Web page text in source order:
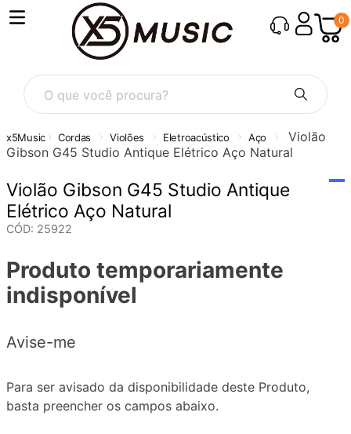
0
O que você procura?
Cordas Violões Eletroacústico Aço
Violão
Gibson G45 Studio Antique Elétrico Aço Natural
Violão Gibson G45 Studio Antique
Elétrico Aço Natural
CÓD: 25922
Produto temporariamente
indisponível
Avise-me
Para ser avisado da disponibilidade deste Produto,
basta preencher os campos abaixo.